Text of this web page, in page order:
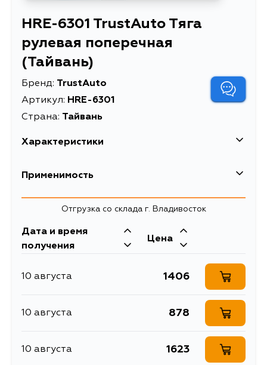
HRE-6301 TrustAuto Tяга
рулевая поперечная
(Тайвань)
Бренд: TrustAuto
Артикул: HRE-6301
Страна: Тайвань
Характеристики
Описание Tяга рулевая поперечная (Тайвань)
Применимость
Кузов Двигатель
GRS190, GRS191, URS190, UZS190,
3UZFE, 3GRFSE,
1URFSE, 1URFE,
4GRFSE, 2ADFTV,
2ADFHV, 2URGSE
Toyota
GRS202, GRS180, GRS182,
GRX133
5GRFE, 4GRFSE,
3GRFSE, 3GRFE,
Отгрузка со склада г. Владивосток
Дата и время
получения
Цена
10 августа 1406
10 августа 878
10 августа 1623